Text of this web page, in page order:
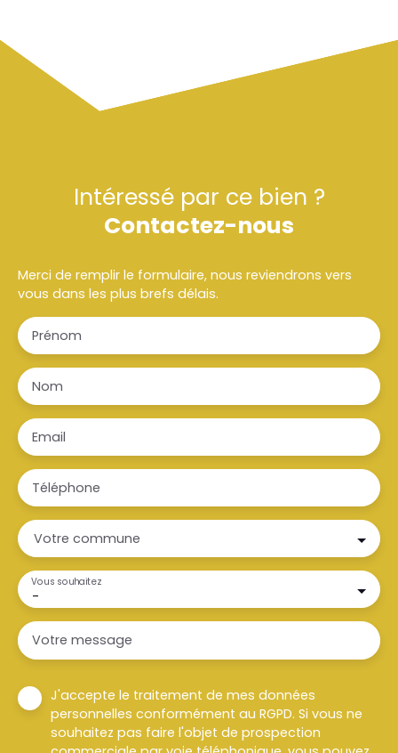
Intéressé par ce bien ?
Contactez-nous
Merci de remplir le formulaire, nous reviendrons vers
vous dans les plus brefs délais.
Prénom
Nom
Email
Téléphone
Votre commune
-
Vous souhaitez
Votre message
J'accepte le traitement de mes données
personnelles conformément au RGPD. Si vous ne
souhaitez pas faire l'objet de prospection